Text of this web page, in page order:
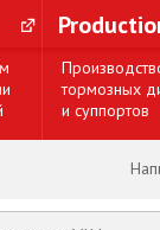
тормозных
и суппортов